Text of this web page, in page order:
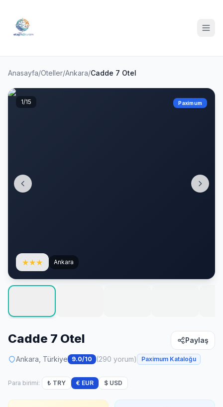
Anasayfa/Oteller/Ankara/Cadde 7 Otel
★★★ Ankara
Paximum
1/15
Cadde 7 Otel Paylaş
Ankara, Türkiye 9.0/10 (290 yorum) Paximum Kataloğu
Para birimi: ₺ TRY € EUR $ USD